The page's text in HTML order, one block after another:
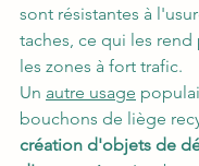
sont résistantes à
taches, ce qui les
les zones à fort trafic.
Un autre usage
bouchons de liège
création d'objets de